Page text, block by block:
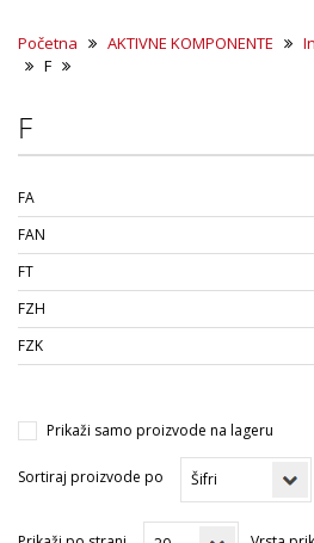
Početna AKTIVNE KOMPONENTE
F
F
FA
FAN
FT
FZH
FZK
Prikaži samo proizvode na lageru
Sortiraj proizvode po